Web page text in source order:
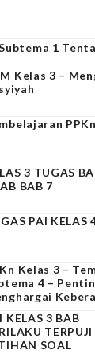
1
Kelas 3 –
3 TUGAS
BAB 7
PAI KELAS
Kelas 3 –
4 –
KELAS 3 BAB
TERPUJI
SOAL